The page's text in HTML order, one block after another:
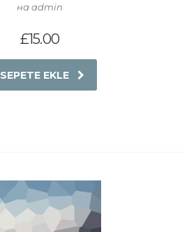
на admin
£15.00
SEPETE EKLE